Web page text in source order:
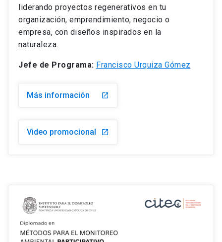
liderando proyectos regenerativos en tu
organización, emprendimiento, negocio o
empresa, con diseños inspirados en la
naturaleza.
Jefe de Programa: Francisco Urquiza Gómez
Más información launch
Video promocional launch